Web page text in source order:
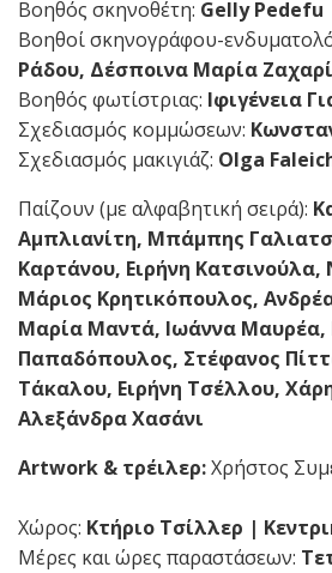
Βοηθός σκηνοθέτη: Gelly Pedefu
Βοηθοί σκηνογράφου-
Ράδου, Δέσποινα Μαρία
Βοηθός φωτίστριας: Ιφιγένεια
Σχεδιασμός κομμώσεων:
Σχεδιασμός μακιγιάζ: Olga
Παίζουν (με αλφαβητική σειρά):
Αμπλιανίτη, Μπάμπης
Καρτάνου, Ειρήνη
Μάριος Κρητικόπουλος,
Μαρία Μαντά, Ιωάννα Μαυρέα,
Παπαδόπουλος, Στέφανος
Τάκαλου, Ειρήνη Τσέλλου,
Αλεξάνδρα Χασάνι
Artwork & τρέιλερ:Χρήστος
Χώρος: Κτήριο Τσίλλερ |
Μέρες και ώρες παραστάσεων: